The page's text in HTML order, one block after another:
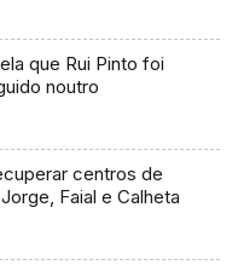
que Rui Pinto foi
noutro
centros de
Faial e Calheta